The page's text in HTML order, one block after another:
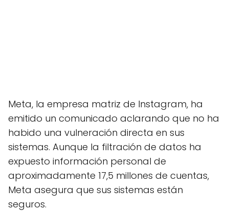
Meta, la empresa matriz de Instagram, ha
emitido un comunicado aclarando que no ha
habido una vulneración directa en sus
sistemas. Aunque la filtración de datos ha
expuesto información personal de
aproximadamente 17,5 millones de cuentas,
Meta asegura que sus sistemas están
seguros.